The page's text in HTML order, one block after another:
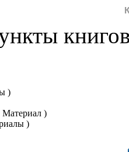
)
Материал )
)